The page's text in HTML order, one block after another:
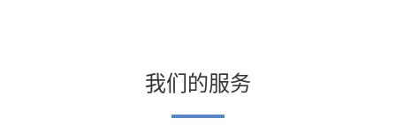
我们的服务